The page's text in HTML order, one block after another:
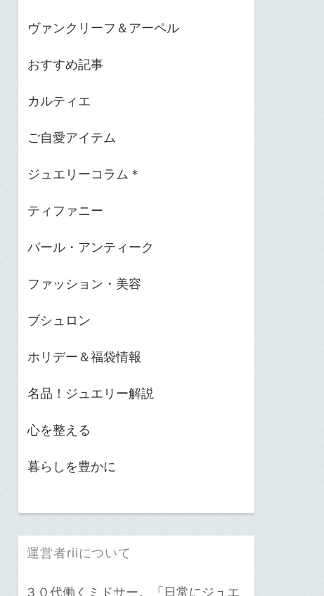
ヴァンクリーフ＆アーペル
おすすめ記事
カルティエ
ご自愛アイテム
ジュエリーコラム＊
ティファニー
パール・アンティーク
ファッション・美容
ブシュロン
ホリデー＆福袋情報
名品！ジュエリー解説
心を整える
暮らしを豊かに
運営者riiについて
３０代働くミドサー。「日常にジュエ